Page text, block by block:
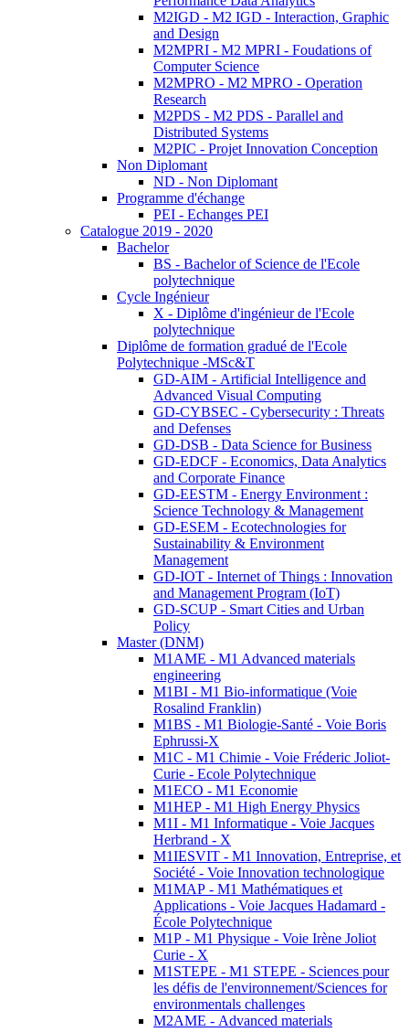
M2IGD - M2 IGD - Interaction, Graphic
and Design
M2MPRI - M2 MPRI - Foudations of
Computer Science
M2MPRO - M2 MPRO - Operation
Research
M2PDS - M2 PDS - Parallel and
Distributed Systems
M2PIC - Projet Innovation Conception
Non Diplomant
ND - Non Diplomant
Programme d'échange
PEI - Echanges PEI
Catalogue 2019 - 2020
Bachelor
BS - Bachelor of Science de l'Ecole
polytechnique
Cycle Ingénieur
X - Diplôme d'ingénieur de l'Ecole
polytechnique
Diplôme de formation gradué de l'Ecole
Polytechnique -MSc&T
GD-AIM - Artificial Intelligence and
Advanced Visual Computing
GD-CYBSEC - Cybersecurity : Threats
and Defenses
GD-DSB - Data Science for Business
GD-EDCF - Economics, Data Analytics
and Corporate Finance
GD-EESTM - Energy Environment :
Science Technology & Management
GD-ESEM - Ecotechnologies for
Sustainability & Environment
Management
GD-IOT - Internet of Things : Innovation
and Management Program (IoT)
GD-SCUP - Smart Cities and Urban
Policy
Master (DNM)
M1AME - M1 Advanced materials
engineering
M1BI - M1 Bio-informatique (Voie
Rosalind Franklin)
M1BS - M1 Biologie-Santé - Voie Boris
Ephrussi-X
M1C - M1 Chimie - Voie Fréderic Joliot-
Curie - Ecole Polytechnique
M1ECO - M1 Economie
M1HEP - M1 High Energy Physics
M1I - M1 Informatique - Voie Jacques
Herbrand - X
M1IESVIT - M1 Innovation, Entreprise, et
Société - Voie Innovation technologique
M1MAP - M1 Mathématiques et
Applications - Voie Jacques Hadamard -
École Polytechnique
M1P - M1 Physique - Voie Irène Joliot
Curie - X
M1STEPE - M1 STEPE - Sciences pour
les défis de l'environnement/Sciences for
environmentals challenges
M2AME - Advanced materials